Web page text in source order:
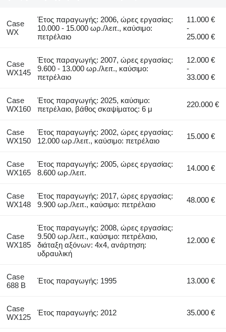
Case
WX
Έτος παραγωγής: 2006, ώρες εργασίας:
10.000 - 15.000 ωρ./λειτ., καύσιμο:
πετρέλαιο
11.000 €
-
25.000 €
Case
WX145
Έτος παραγωγής: 2007, ώρες εργασίας:
9.600 - 13.000 ωρ./λειτ., καύσιμο:
πετρέλαιο
12.000 €
-
33.000 €
Case
WX160
Έτος παραγωγής: 2025, καύσιμο:
πετρέλαιο, βάθος σκαψίματος: 6 μ
220.000 €
Case
WX150
Έτος παραγωγής: 2002, ώρες εργασίας:
12.000 ωρ./λειτ., καύσιμο: πετρέλαιο
15.000 €
Case
WX165
Έτος παραγωγής: 2005, ώρες εργασίας:
8.600 ωρ./λειτ.
14.000 €
Case
WX148
Έτος παραγωγής: 2017, ώρες εργασίας:
9.900 ωρ./λειτ., καύσιμο: πετρέλαιο
48.000 €
Case
WX185
Έτος παραγωγής: 2008, ώρες εργασίας:
9.500 ωρ./λειτ., καύσιμο: πετρέλαιο,
διάταξη αξόνων: 4x4, ανάρτηση:
υδραυλική
12.000 €
Case
688 B
Έτος παραγωγής: 1995 13.000 €
Case
WX125
Έτος παραγωγής: 2012 35.000 €